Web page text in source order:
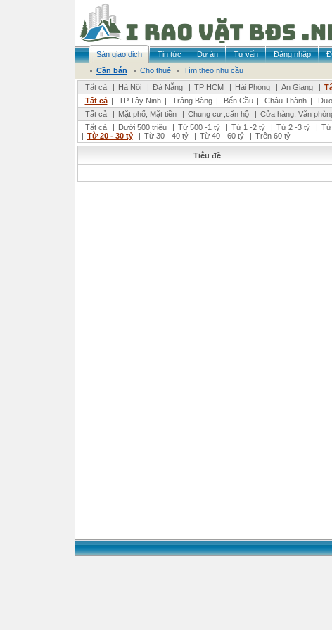
Sàn giao dịch Tin tức Dự án Tư vấn Đăng nhập
Cần bán
Cho thuê
Tìm theo nhu cầu
Tất cả
| Hà Nội | Đà Nẵng | TP HCM | Hải Phòng | An Giang |
Tất cả | TP.Tây Ninh | Trảng Bàng | Bến Cầu | Châu Thành |
Tất cả
| Mặt phố, Mặt tiền | Chung cư ,căn hộ | Cửa hàng, Văn
Tất cả
| Dưới 500 triệu | Từ 500 -1 tỷ | Từ 1 -2 tỷ | Từ 2 -3 tỷ | Từ
| Từ 20 - 30 tỷ | Từ 30 - 40 tỷ | Từ 40 - 60 tỷ | Trên 60 tỷ
Tiêu đề